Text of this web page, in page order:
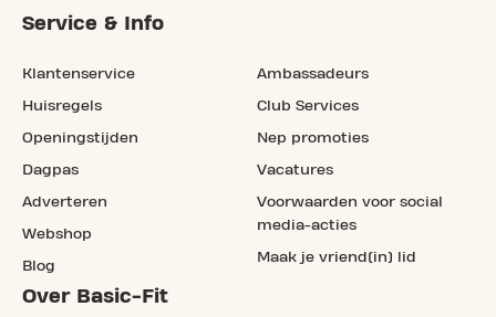
Service & Info
Klantenservice
Huisregels
Openingstijden
Dagpas
Adverteren
Webshop
Blog
Ambassadeurs
Club Services
Nep promoties
Vacatures
Voorwaarden voor social
media-acties
Maak je vriend(in) lid
Over Basic-Fit